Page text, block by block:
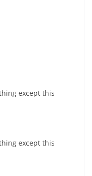
except this
except this